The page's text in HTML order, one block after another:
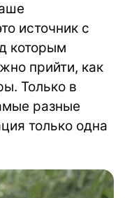
источник с
которым
прийти, как
Только в
разные
только одна